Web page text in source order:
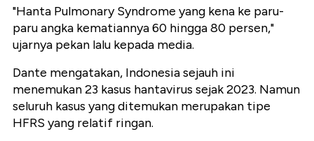
"Hanta Pulmonary Syndrome yang kena ke paru-
paru angka kematiannya 60 hingga 80 persen,"
ujarnya pekan lalu kepada media.
Dante mengatakan, Indonesia sejauh ini
menemukan 23 kasus hantavirus sejak 2023. Namun
seluruh kasus yang ditemukan merupakan tipe
HFRS yang relatif ringan.